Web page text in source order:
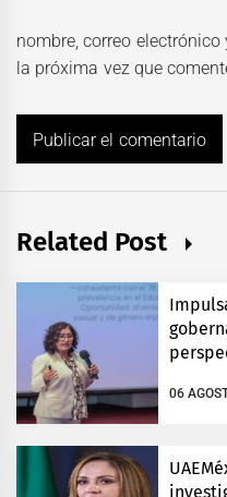
nombre, correo
la próxima vez que
Related Post
06